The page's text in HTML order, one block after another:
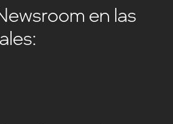
en las